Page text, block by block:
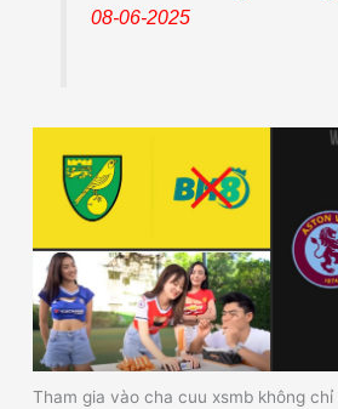
08-06-2025
Tham gia vào cha cuu xsmb không